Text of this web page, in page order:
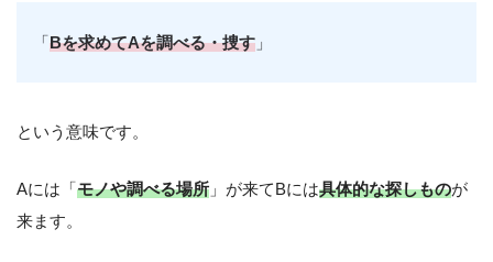
「Bを求めてAを調べる・捜す 」
という意味です。
Aには「モノや調べる場所 」が来てBには具体的な探しものが
来ます。